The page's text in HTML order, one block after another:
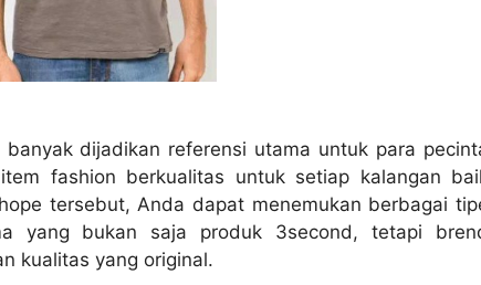
dijadikan referensi utama untuk para
fashion berkualitas untuk setiap kalangan
tersebut, Anda dapat menemukan berbagai
yang bukan saja produk 3second, tetapi
kualitas yang original.